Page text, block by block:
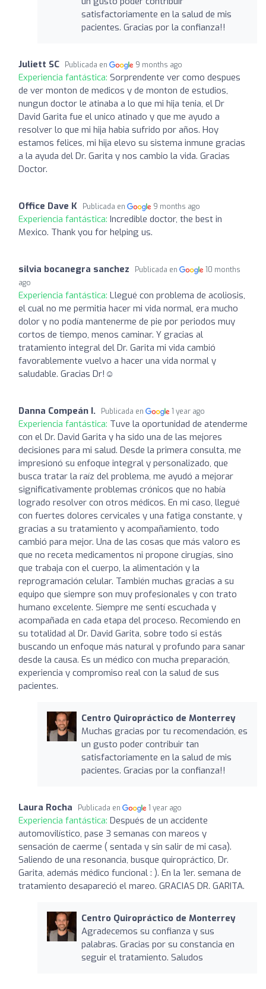
satisfactoriamente en la salud de mis
pacientes. Gracias por la confianza!!
Juliett SC Publicada en 9 months ago
Experiencia fantástica: Sorprendente ver como despues
de ver monton de medicos y de monton de estudios,
nungun doctor le atinaba a lo que mi hija tenia, el Dr
David Garita fue el unico atinado y que me ayudo a
resolver lo que mi hija habia sufrido por años. Hoy
estamos felices, mi hija elevo su sistema inmune gracias
a la ayuda del Dr. Garita y nos cambio la vida. Gracias
Doctor.
Office Dave K Publicada en 9 months ago
Experiencia fantástica: Incredible doctor, the best in
Mexico. Thank you for helping us.
silvia bocanegra sanchez Publicada en
10 months
ago
Experiencia fantástica: Llegué con problema de acoliosis,
el cual no me permitia hacer mi vida normal, era mucho
dolor y no podía mantenerme de pie por periodos muy
cortos de tiempo, menos caminar. Y gracias al
tratamiento integral del Dr. Garita mi vida cambió
favorablemente vuelvo a hacer una vida normal y
saludable. Gracias Dr!☺️
Danna Compeán I. Publicada en 1 year ago
Experiencia fantástica: Tuve la oportunidad de atenderme
con el Dr. David Garita y ha sido una de las mejores
decisiones para mi salud. Desde la primera consulta, me
impresionó su enfoque integral y personalizado, que
busca tratar la raíz del problema, me ayudó a mejorar
significativamente problemas crónicos que no había
logrado resolver con otros médicos. En mi caso, llegué
con fuertes dolores cervicales y una fatiga constante, y
gracias a su tratamiento y acompañamiento, todo
cambió para mejor. Una de las cosas que más valoro es
que no receta medicamentos ni propone cirugías, sino
que trabaja con el cuerpo, la alimentación y la
reprogramación celular. También muchas gracias a su
equipo que siempre son muy profesionales y con trato
humano excelente. Siempre me sentí escuchada y
acompañada en cada etapa del proceso. Recomiendo en
su totalidad al Dr. David Garita, sobre todo si estás
buscando un enfoque más natural y profundo para sanar
desde la causa. Es un médico con mucha preparación,
experiencia y compromiso real con la salud de sus
pacientes.
Centro Quiropráctico de Monterrey
Muchas gracias por tu recomendación, es
un gusto poder contribuir tan
satisfactoriamente en la salud de mis
pacientes. Gracias por la confianza!!
Laura Rocha Publicada en 1 year ago
Experiencia fantástica: Después de un accidente
automovilístico, pase 3 semanas con mareos y
sensación de caerme ( sentada y sin salir de mi casa).
Saliendo de una resonancia, busque quiropráctico, Dr.
Garita, además médico funcional : ). En la 1er. semana de
tratamiento desapareció el mareo. GRACIAS DR. GARITA.
Centro Quiropráctico de Monterrey
Agradecemos su confianza y sus
palabras. Gracias por su constancia en
seguir el tratamiento. Saludos